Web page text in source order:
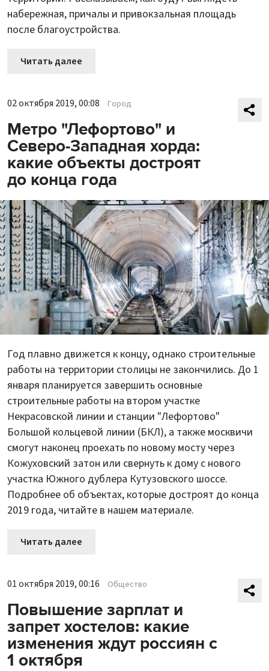
набережная, причалы и привокзальная площадь
после благоустройства.
Читать далее
02 октября 2019, 00:08 Город
Метро "Лефортово" и
Северо-Западная хорда:
какие объекты достроят
до конца года
Год плавно движется к концу, однако строительные
работы на территории столицы не закончились. До 1
января планируется завершить основные
строительные работы на втором участке
Некрасовской линии и станции "Лефортово"
Большой кольцевой линии (БКЛ), а также москвичи
смогут наконец проехать по новому мосту через
Кожуховский затон или свернуть к дому с нового
участка Южного дублера Кутузовского шоссе.
Подробнее об объектах, которые достроят до конца
2019 года, читайте в нашем материале.
Читать далее
01 октября 2019, 00:16 Общество
Повышение зарплат и
запрет хостелов: какие
изменения ждут россиян с
1 октября